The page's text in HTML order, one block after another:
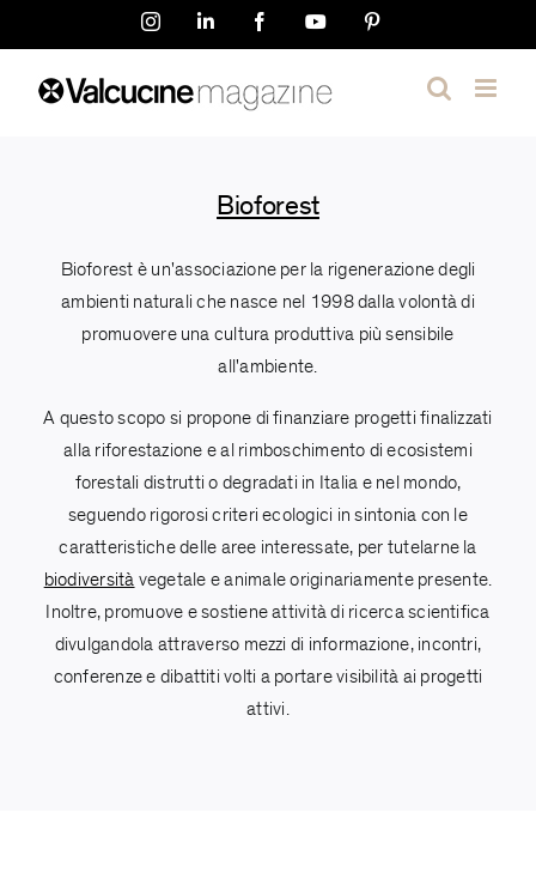
al
contenuto
InstagramLinkedInFacebookYouTube
Bioforest
Bioforest è un'associazione per la rigenerazione degli
ambienti naturali che nasce nel 1998 dalla volontà di
promuovere una cultura produttiva più sensibile
all'ambiente.
A questo scopo si propone di finanziare progetti finalizzati
alla riforestazione e al rimboschimento di ecosistemi
forestali distrutti o degradati in Italia e nel mondo,
seguendo rigorosi criteri ecologici in sintonia con le
caratteristiche delle aree interessate, per tutelarne la
biodiversità vegetale e animale originariamente presente.
Inoltre, promuove e sostiene attività di ricerca scientifica
divulgandola attraverso mezzi di informazione, incontri,
conferenze e dibattiti volti a portare visibilità ai progetti
attivi.